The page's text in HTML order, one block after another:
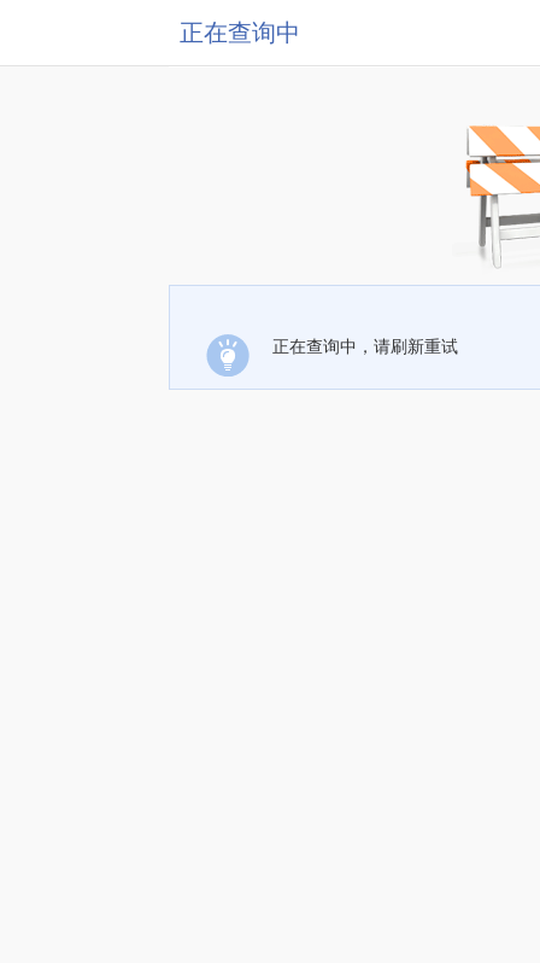
正在查询中
正在查询中，请刷新重试